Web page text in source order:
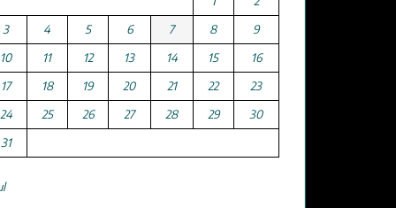
3
4 5 6 7 8
9
10
11 12 13 14 15
16
17
18 19 20 21 22
23
24
25 26 27 28 29
30
31